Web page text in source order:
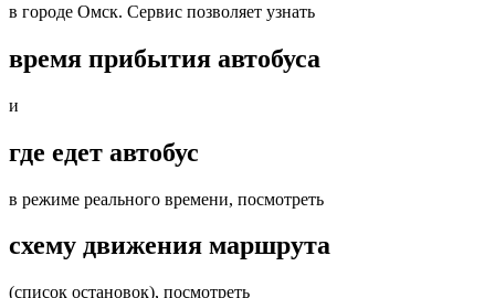
в городе Омск. Сервис позволяет узнать
время прибытия автобуса
и
где едет автобус
в режиме реального времени, посмотреть
схему движения маршрута
(список остановок), посмотреть